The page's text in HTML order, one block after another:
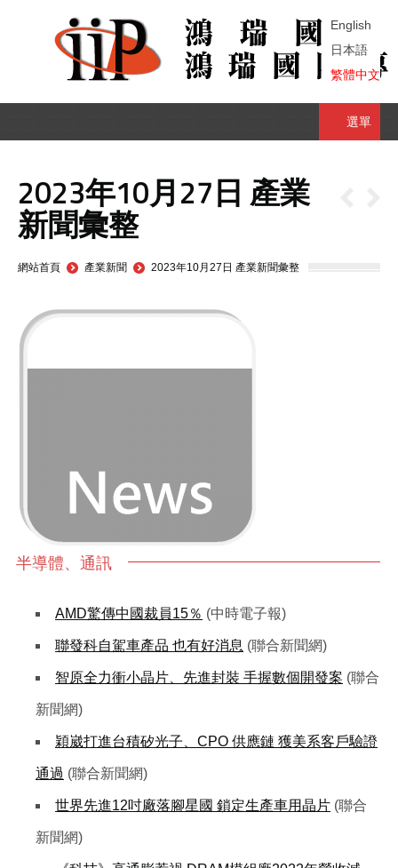
English
日本語
繁體中文
選單
2023年10月27日 產業
新聞彙整
You are here:
網站首頁 產業新聞 2023年10月27日 產業新聞彙整
半導體、通訊
AMD驚傳中國裁員15％ (中時電子報)
聯發科自駕車產品 也有好消息 (聯合新聞網)
智原全力衝小晶片、先進封裝 手握數個開發案 (聯合
新聞網)
穎崴打進台積矽光子、CPO 供應鏈 獲美系客戶驗證
通過 (聯合新聞網)
世界先進12吋廠落腳星國 鎖定生產車用晶片 (聯合
新聞網)